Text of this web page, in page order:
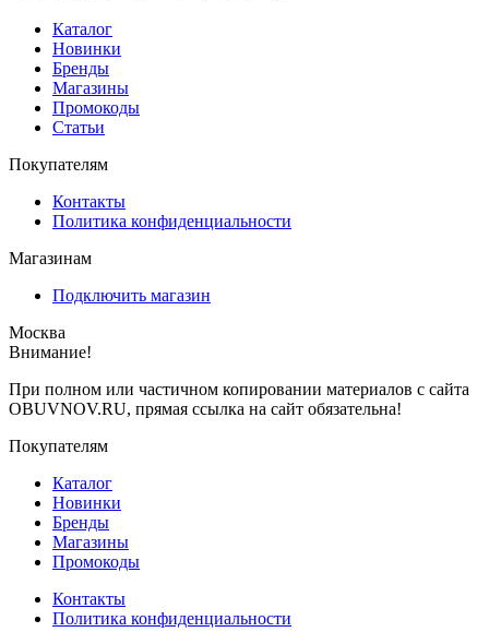
Каталог
Новинки
Бренды
Магазины
Промокоды
Статьи
Покупателям
Контакты
Политика конфиденциальности
Магазинам
Подключить магазин
Москва
Внимание!
При полном или частичном копировании материалов с сайта
OBUVNOV.RU, прямая ссылка на сайт обязательна!
Покупателям
Каталог
Новинки
Бренды
Магазины
Промокоды
Контакты
Политика конфиденциальности